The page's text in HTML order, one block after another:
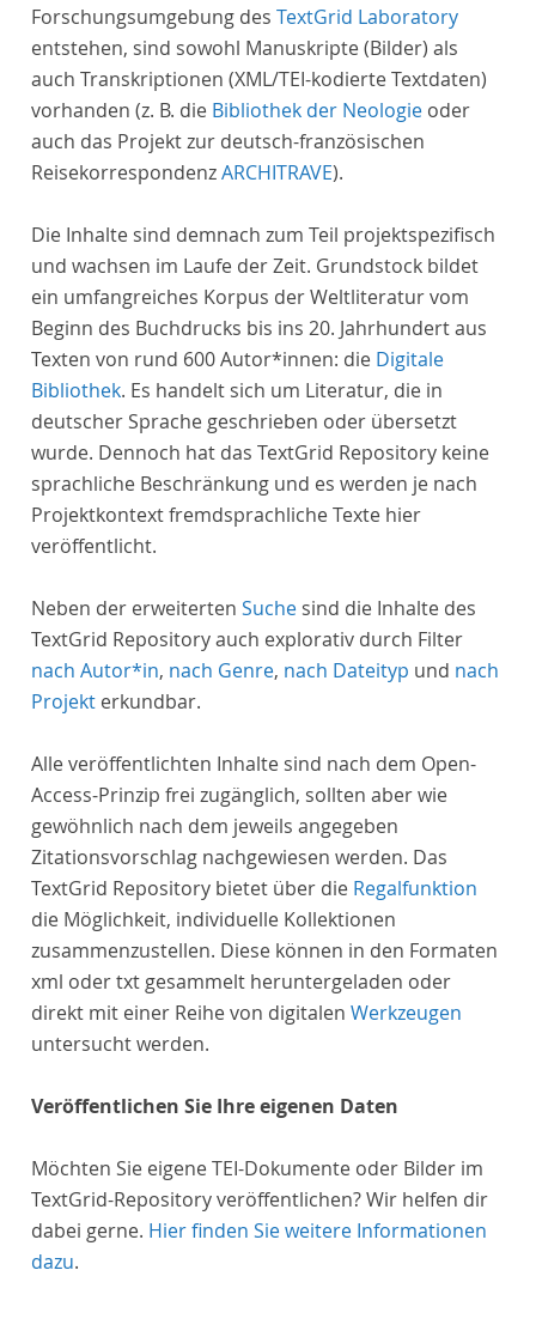
Forschungsumgebung des TextGrid Laboratory
entstehen, sind sowohl Manuskripte (Bilder) als
auch Transkriptionen (XML/TEI-kodierte Textdaten)
vorhanden (z. B. die Bibliothek der Neologie oder
auch das Projekt zur deutsch-französischen
ReisekorrespondenzARCHITRAVE).
Die Inhalte sind demnach zum Teil projektspezifisch
und wachsen im Laufe der Zeit. Grundstock bildet
ein umfangreiches Korpus der Weltliteratur vom
Beginn des Buchdrucks bis ins 20. Jahrhundert aus
Texten von rund 600 Autor*innen: die Digitale
Bibliothek. Es handelt sich um Literatur, die in
deutscher Sprache geschrieben oder übersetzt
wurde. Dennoch hat das TextGrid Repository keine
sprachliche Beschränkung und es werden je nach
Projektkontext fremdsprachliche Texte hier
veröffentlicht.
Neben der erweiterten Suche sind die Inhalte des
TextGrid Repository auch explorativ durch Filter
nach Autor*in, nach Genre, nach Dateityp und nach
Projekt erkundbar.
Alle veröffentlichten Inhalte sind nach dem Open-
Access-Prinzip frei zugänglich, sollten aber wie
gewöhnlich nach dem jeweils angegeben
Zitationsvorschlag nachgewiesen werden. Das
TextGrid Repository bietet über die Regalfunktion
die Möglichkeit, individuelle Kollektionen
zusammenzustellen. Diese können in den Formaten
xml oder txt gesammelt heruntergeladen oder
direkt mit einer Reihe von digitalen Werkzeugen
untersucht werden.
Veröffentlichen Sie Ihre eigenen Daten
Möchten Sie eigene TEI-Dokumente oder Bilder im
TextGrid-Repository veröffentlichen? Wir helfen dir
dabei gerne. Hier finden Sie weitere Informationen
dazu.